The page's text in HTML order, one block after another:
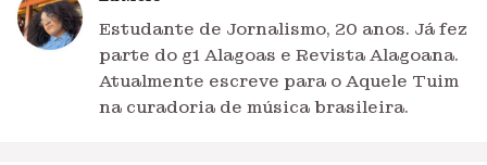
Estudante de Jornalismo, 20 anos. Já fez
parte do g1 Alagoas e Revista Alagoana.
Atualmente escreve para o Aquele Tuim
na curadoria de música brasileira.